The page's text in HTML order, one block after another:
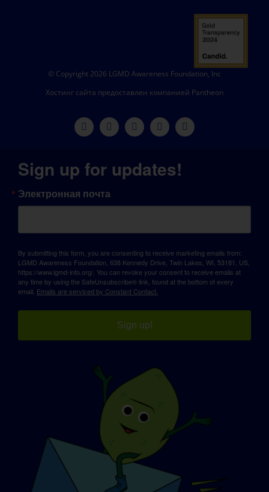
© Copyright 2026 LGMD Awareness Foundation, Inc
Хостинг сайта предоставлен компанией Pantheon
Sign up for updates!
Электронная почта
By submitting this form, you are consenting to receive marketing emails from:
LGMD Awareness Foundation, 638 Kennedy Drive, Twin Lakes, WI, 53181, US,
https://www.lgmd-info.org/. You can revoke your consent to receive emails at
any time by using the SafeUnsubscribe® link, found at the bottom of every
email. Emails are serviced by Constant Contact.
Sign up!